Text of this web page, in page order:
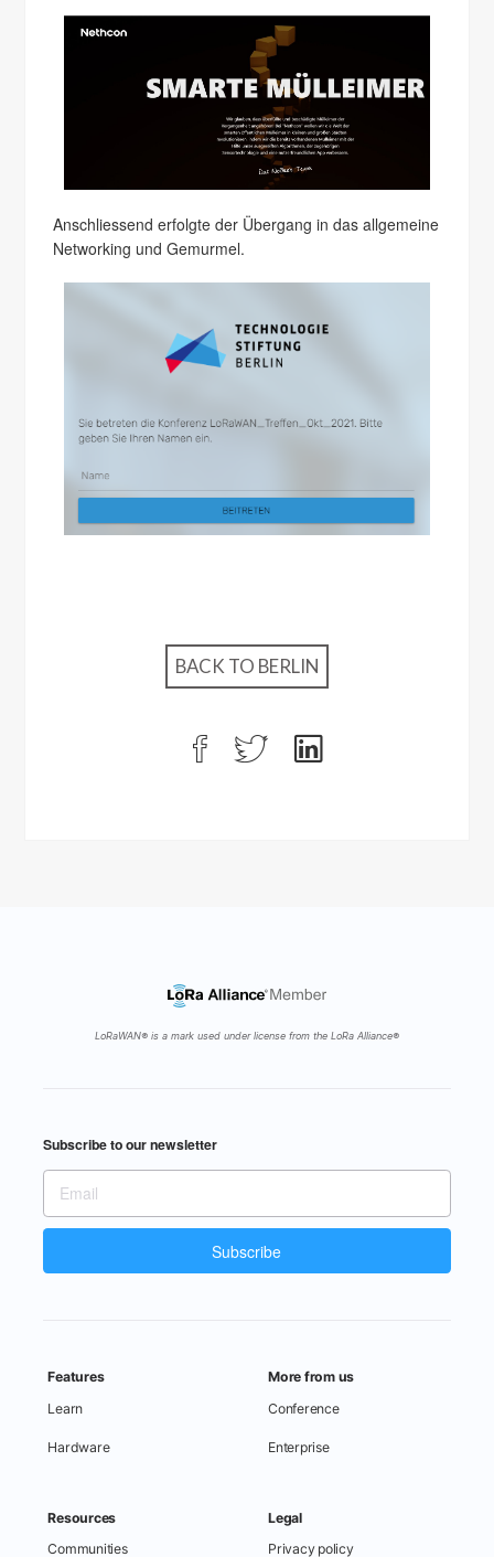
Anschliessend erfolgte der Übergang in das allgemeine
Networking und Gemurmel.
BACK TO BERLIN